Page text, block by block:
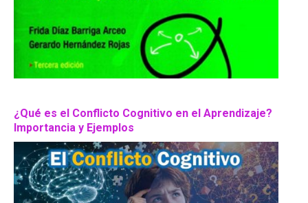
¿Qué es el Conflicto Cognitivo en el Aprendizaje?
Importancia y Ejemplos